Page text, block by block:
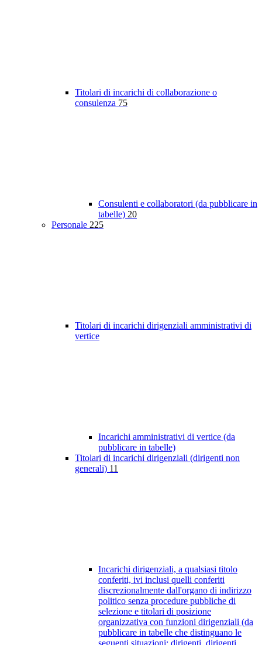
Titolari di incarichi di collaborazione o
consulenza 75
Consulenti e collaboratori (da pubblicare in
tabelle) 20
Personale 225
Titolari di incarichi dirigenziali amministrativi di
vertice
Incarichi amministrativi di vertice (da
pubblicare in tabelle)
Titolari di incarichi dirigenziali (dirigenti non
generali) 11
Incarichi dirigenziali, a qualsiasi titolo
conferiti, ivi inclusi quelli conferiti
discrezionalmente dall'organo di indirizzo
politico senza procedure pubbliche di
selezione e titolari di posizione
organizzativa con funzioni dirigenziali (da
pubblicare in tabelle che distinguano le